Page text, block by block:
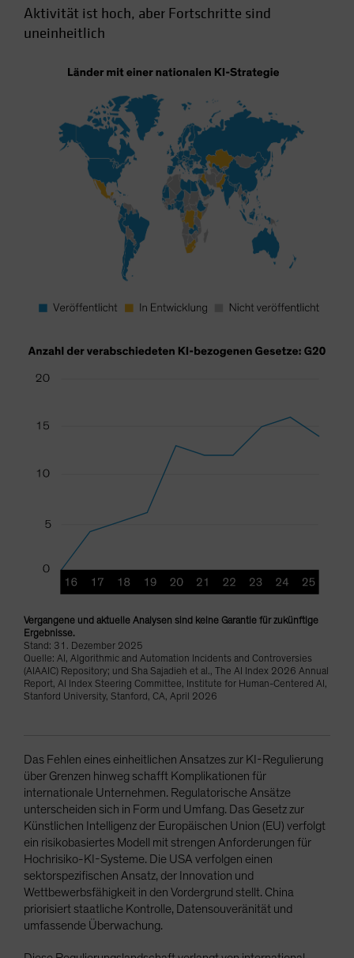
Aktivität ist hoch, aber Fortschritte sind
uneinheitlich
Vergangene und aktuelle Analysen sind keine Garantie für zukünftige
Ergebnisse.
Stand: 31. Dezember 2025
Quelle: AI, Algorithmic and Automation Incidents and Controversies
(AIAAIC) Repository; und Sha Sajadieh et al., The AI Index 2026 Annual
Report, AI Index Steering Committee, Institute for Human-Centered AI,
Stanford University, Stanford, CA, April 2026
Das Fehlen eines einheitlichen Ansatzes zur KI-Regulierung
über Grenzen hinweg schafft Komplikationen für
internationale Unternehmen. Regulatorische Ansätze
unterscheiden sich in Form und Umfang. Das Gesetz zur
Künstlichen Intelligenz der Europäischen Union (EU) verfolgt
ein risikobasiertes Modell mit strengen Anforderungen für
Hochrisiko-KI-Systeme. Die USA verfolgen einen
sektorspezifischen Ansatz, der Innovation und
Wettbewerbsfähigkeit in den Vordergrund stellt. China
priorisiert staatliche Kontrolle, Datensouveränität und
umfassende Überwachung.